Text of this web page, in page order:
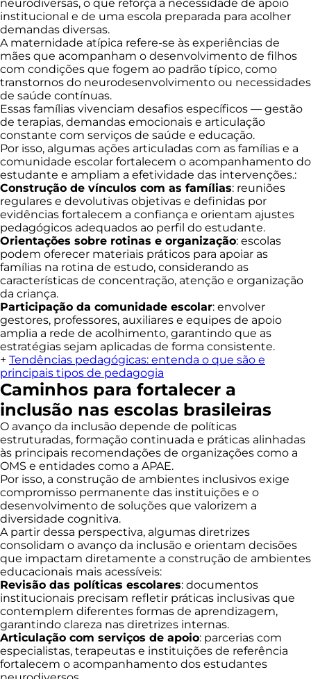
neurodiversas, o que reforça a necessidade de apoio
institucional e de uma escola preparada para acolher
demandas diversas.
A maternidade atípica refere-se às experiências de
mães que acompanham o desenvolvimento de filhos
com condições que fogem ao padrão típico, como
transtornos do neurodesenvolvimento ou necessidades
de saúde contínuas.
Essas famílias vivenciam desafios específicos — gestão
de terapias, demandas emocionais e articulação
constante com serviços de saúde e educação.
Por isso, algumas ações articuladas com as famílias e a
comunidade escolar fortalecem o acompanhamento do
estudante e ampliam a efetividade das intervenções.:
Construção de vínculos com as famílias: reuniões
regulares e devolutivas objetivas e definidas por
evidências fortalecem a confiança e orientam ajustes
pedagógicos adequados ao perfil do estudante.
Orientações sobre rotinas e organização: escolas
podem oferecer materiais práticos para apoiar as
famílias na rotina de estudo, considerando as
características de concentração, atenção e organização
da criança.
Participação da comunidade escolar: envolver
gestores, professores, auxiliares e equipes de apoio
amplia a rede de acolhimento, garantindo que as
estratégias sejam aplicadas de forma consistente.
+ Tendências pedagógicas: entenda o que são e
principais tipos de pedagogia
Caminhos para fortalecer a
inclusão nas escolas brasileiras
O avanço da inclusão depende de políticas
estruturadas, formação continuada e práticas alinhadas
às principais recomendações de organizações como a
OMS e entidades como a APAE.
Por isso, a construção de ambientes inclusivos exige
compromisso permanente das instituições e o
desenvolvimento de soluções que valorizem a
diversidade cognitiva.
A partir dessa perspectiva, algumas diretrizes
consolidam o avanço da inclusão e orientam decisões
que impactam diretamente a construção de ambientes
educacionais mais acessíveis:
Revisão das políticas escolares: documentos
institucionais precisam refletir práticas inclusivas que
contemplem diferentes formas de aprendizagem,
garantindo clareza nas diretrizes internas.
Articulação com serviços de apoio: parcerias com
especialistas, terapeutas e instituições de referência
fortalecem o acompanhamento dos estudantes